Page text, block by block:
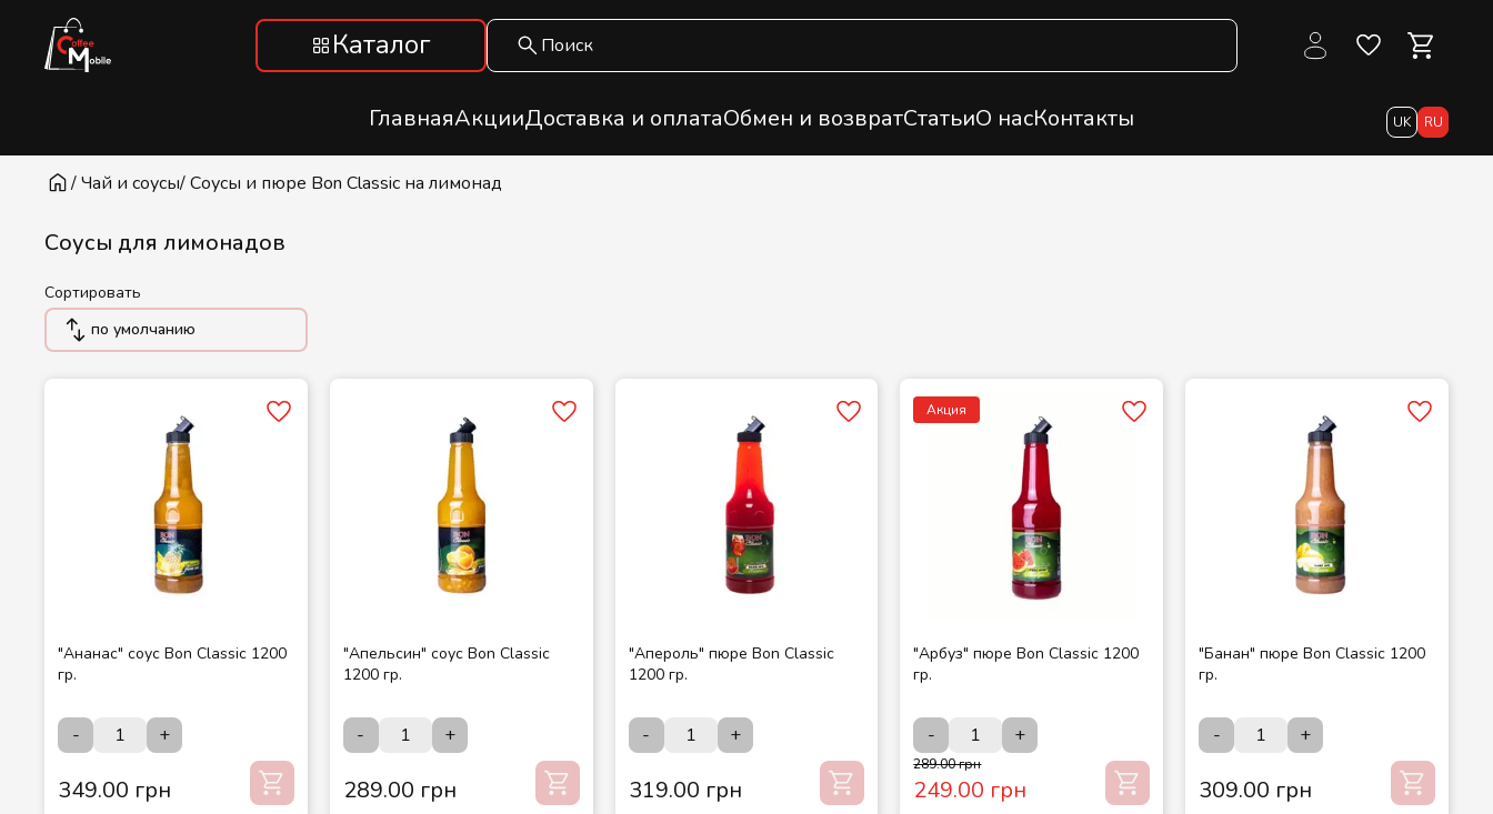
Каталог
ГлавнаяАкцииДоставка и оплатаОбмен и возвратСтатьиО насКонтакты UK RU
/ Чай и соусы/ Соусы и пюре Bon Classic на лимонад
Соусы для лимонадов
Сортировать
по умолчанию
"Ананас" соус Bon Classic 1200
гр.
- +
349.00 грн
"Апельсин" соус Bon Classic
1200 гр.
- +
289.00 грн
"Апероль" пюре Bon Classic
1200 гр.
- +
319.00 грн
Акция
"Арбуз" пюре Bon Classic 1200
гр.
- +
289.00 грн
249.00 грн
"Банан" пюре Bon Classic 1200
гр.
- +
309.00 грн